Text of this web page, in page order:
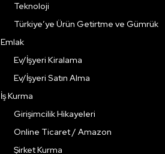
Teknoloji
Türkiye’ye Ürün Getirtme ve Gümrük
Emlak
Ev/İşyeri Kiralama
Ev/İşyeri Satın Alma
İş Kurma
Girişimcilik Hikayeleri
Online Ticaret / Amazon
Şirket Kurma